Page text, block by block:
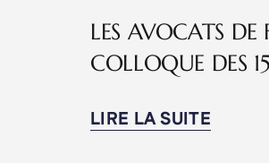
LES AVOCATS
COLLOQUE DES
LIRE LA SUITE